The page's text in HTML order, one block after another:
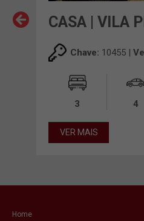
CASA | VILA
Chave: 10455 |
3 4
VER MAIS
Home